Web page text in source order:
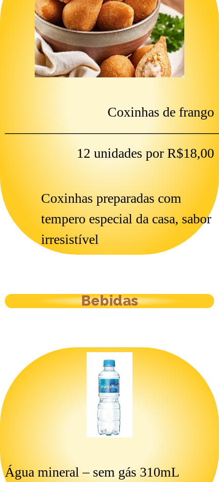
Coxinhas de frango
12 unidades por R$18,00
Coxinhas preparadas com
tempero especial da casa, sabor
irresistível
Bebidas
Água mineral – sem gás 310mL